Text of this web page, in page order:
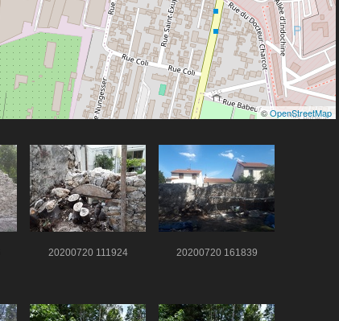
©OpenStreetMap
20200720 111924 20200720 161839